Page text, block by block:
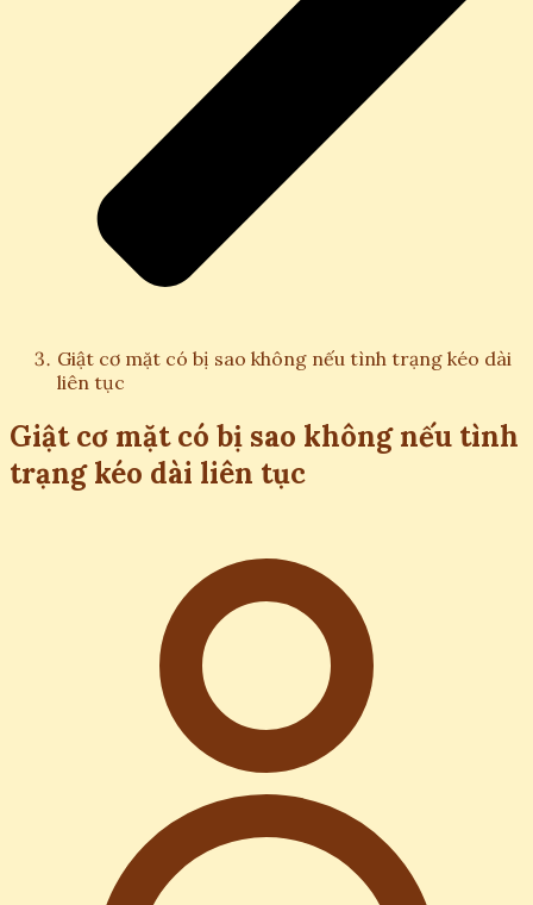
Giật cơ mặt có bị sao không nếu tình trạng kéo dài
liên tục
Giật cơ mặt có bị sao không nếu tình
trạng kéo dài liên tục